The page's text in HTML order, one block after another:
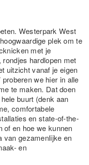
Westerpark West
plek om te
met je
hardlopen met
uitzicht vanaf je eigen
proberen we hier in alle
te maken. Dat doen
buurt (denk aan
comfortabele
en state-of-the-
of en hoe we kunnen
van gezamenlijke en
en